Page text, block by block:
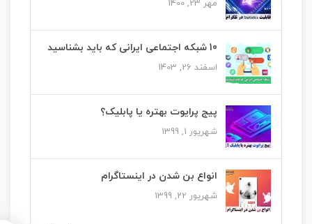
مهر 23, 1400
10 شبکه اجتماعی ایرانی که باید بشناسید
اسفند 26, 1403
پیج پرایوت بهتره یا پابلیک؟
شهریور 1, 1399
انواع بن شدن در اینستاگرام
شهریور 22, 1399